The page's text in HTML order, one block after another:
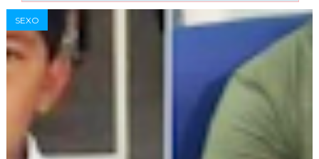
SEXO